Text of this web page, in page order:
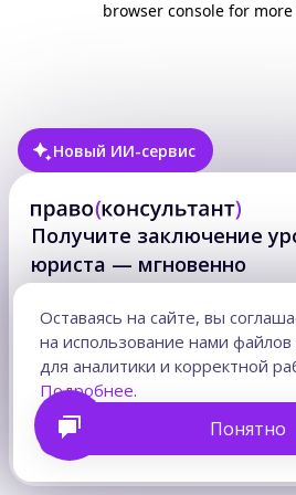
browser console for
Новый ИИ-сервис
Получите заключение
юриста — мгновенно
Ответ на правовой вопрос — в
юридического заключения с
и учтенными рисками. На
и норм.
Часы на подготовку
стратегии и сложных решений.
Получить
Оставаясь на сайте, вы
на использование нами файлов
для аналитики и корректной
Подробнее.
Понятно